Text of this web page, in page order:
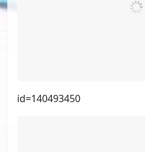
id=140493450